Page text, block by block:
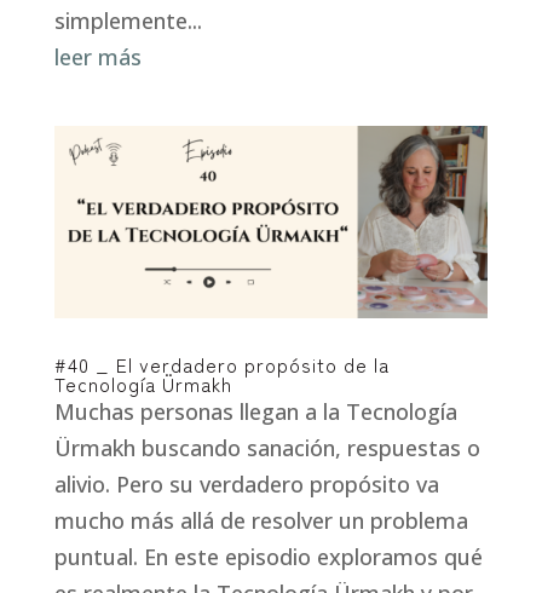
simplemente...
leer más
#40 _ El verdadero propósito de la
Tecnología Ürmakh
Muchas personas llegan a la Tecnología
Ürmakh buscando sanación, respuestas o
alivio. Pero su verdadero propósito va
mucho más allá de resolver un problema
puntual. En este episodio exploramos qué